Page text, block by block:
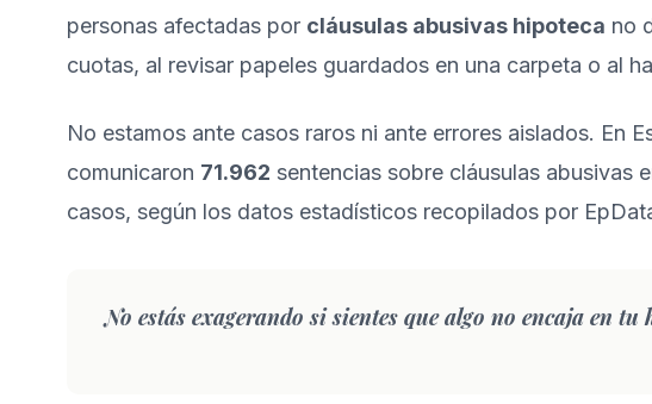
personas afectadas por cláusulas abusivas hipoteca no
cuotas, al revisar papeles guardados en una carpeta o al
No estamos ante casos raros ni ante errores aislados. En
comunicaron 71.962 sentencias sobre cláusulas abusivas
casos, según los datos estadísticos recopilados por
No estás exagerando si sientes que algo no encaja en